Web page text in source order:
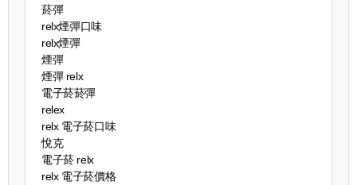
菸彈
relx煙彈口味
relx煙彈
煙彈
煙彈 relx
電子菸菸彈
relex
relx 電子菸口味
悅克
電子菸 relx
relx 電子菸價格